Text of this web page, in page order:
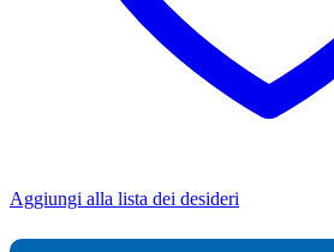
Aggiungi alla lista dei desideri